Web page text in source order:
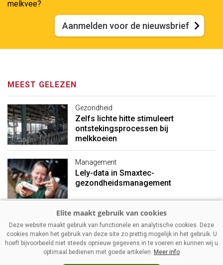
melkvee?
Aanmelden voor de nieuwsbrief
MEEST GELEZEN
Gezondheid
Zelfs lichte hitte stimuleert
ontstekingsprocessen bij
melkkoeien
Management
Lely-data in Smaxtec-
gezondheidsmanagement
Management
Mager melkpoeder: stevigere
prijzen ondanks vakantietijd
Deze website maakt gebruik van functionele en analytische cookies. Deze
cookies maken het gebruik van deze site zo prettig mogelijk in het gebruik. U
hoeft bijvoorbeeld niet steeds opnieuw gegevens in te voeren en kunnen wij u
optimaal bedienen met goede artikelen. Meer info